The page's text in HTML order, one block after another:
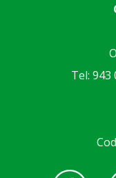
Tel: 943